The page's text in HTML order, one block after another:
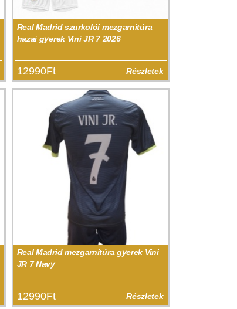
Real Madrid szurkolói mezgarnitúra
hazai gyerek Vini JR 7 2026
12990Ft Részletek
Real Madrid mezgarnitúra gyerek Vini
JR 7 Navy
12990Ft Részletek